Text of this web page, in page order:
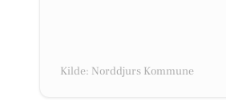
Kilde: Norddjurs Kommune